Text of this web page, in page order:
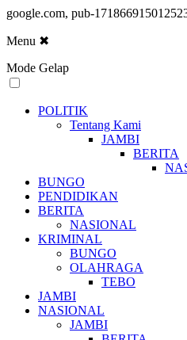
google.com, pub-
Menu ✖
Mode Gelap
POLITIK
Tentang Kami
JAMBI
BERITA
BUNGO
PENDIDIKAN
BERITA
NASIONAL
KRIMINAL
BUNGO
OLAHRAGA
TEBO
JAMBI
NASIONAL
JAMBI